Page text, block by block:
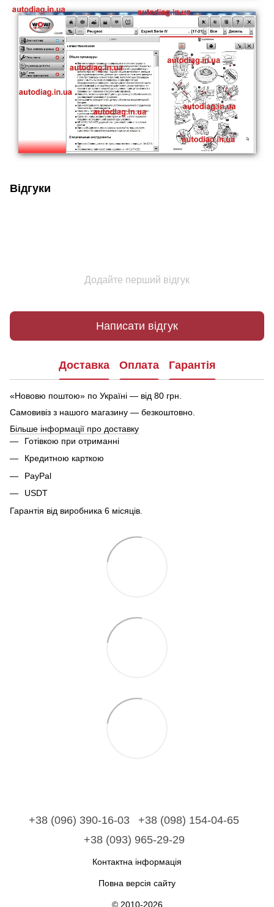
Відгуки
Додайте перший відгук
Написати відгук
Доставка Оплата Гарантія
«Нововю поштою» по Україні — від 80 грн.
Самовивіз з нашого магазину — безкоштовно.
Більше інформації про доставку
Готівкою при отриманні
Кредитною карткою
PayPal
USDT
Гарантія від виробника 6 місяців.
+38 (096) 390-16-03
+38 (098) 154-04-65
+38 (093) 965-29-29
Контактна інформація
Повна версія сайту
© 2010-2026